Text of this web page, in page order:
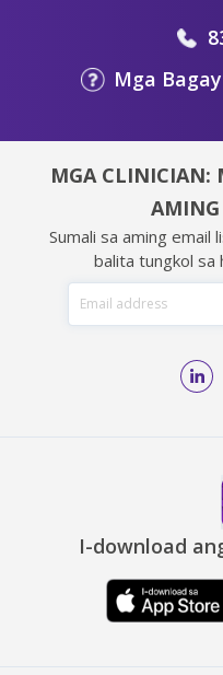
Mga
MGA CLINICIAN:
Sumali sa aming email
balita tungkol sa
I-download